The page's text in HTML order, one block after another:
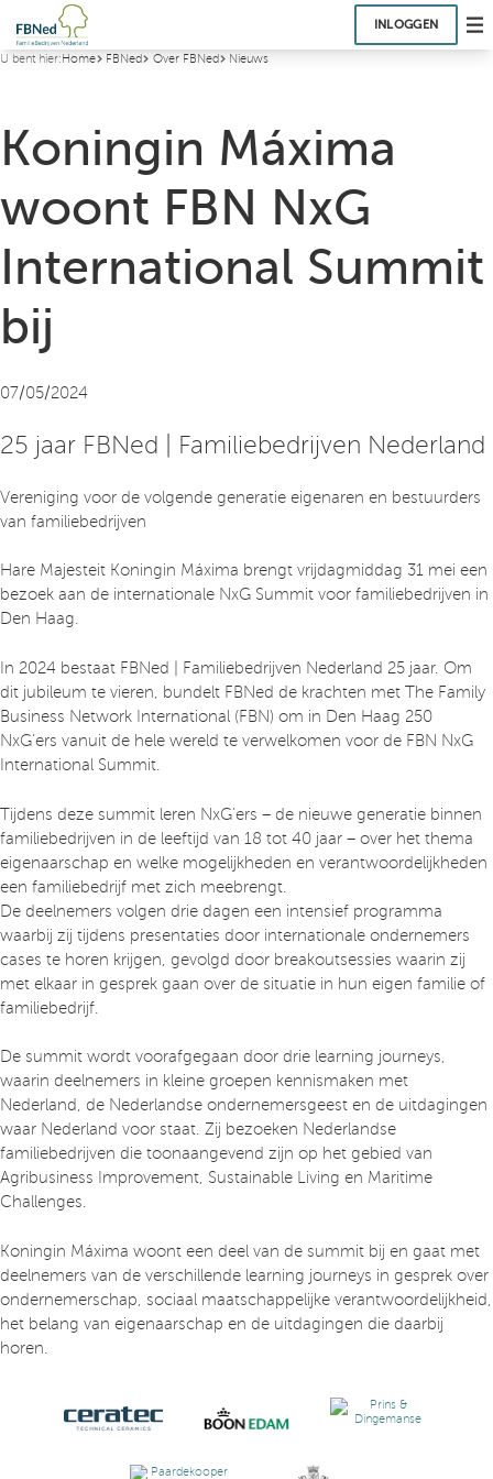
INLOGGEN
U bent hier:Home FBNed Over FBNed Nieuws
Koningin Máxima
woont FBN NxG
International Summit
bij
07/05/2024
25 jaar FBNed | Familiebedrijven Nederland
Vereniging voor de volgende generatie eigenaren en bestuurders
van familiebedrijven
Hare Majesteit Koningin Máxima brengt vrijdagmiddag 31 mei een
bezoek aan de internationale NxG Summit voor familiebedrijven in
Den Haag.
In 2024 bestaat FBNed | Familiebedrijven Nederland 25 jaar. Om
dit jubileum te vieren, bundelt FBNed de krachten met The Family
Business Network International (FBN) om in Den Haag 250
NxG’ers vanuit de hele wereld te verwelkomen voor de FBN NxG
International Summit.
Tijdens deze summit leren NxG’ers – de nieuwe generatie binnen
familiebedrijven in de leeftijd van 18 tot 40 jaar – over het thema
eigenaarschap en welke mogelijkheden en verantwoordelijkheden
een familiebedrijf met zich meebrengt.
De deelnemers volgen drie dagen een intensief programma
waarbij zij tijdens presentaties door internationale ondernemers
cases te horen krijgen, gevolgd door breakoutsessies waarin zij
met elkaar in gesprek gaan over de situatie in hun eigen familie of
familiebedrijf.
De summit wordt voorafgegaan door drie learning journeys,
waarin deelnemers in kleine groepen kennismaken met
Nederland, de Nederlandse ondernemersgeest en de uitdagingen
waar Nederland voor staat. Zij bezoeken Nederlandse
familiebedrijven die toonaangevend zijn op het gebied van
Agribusiness Improvement, Sustainable Living en Maritime
Challenges.
Koningin Máxima woont een deel van de summit bij en gaat met
deelnemers van de verschillende learning journeys in gesprek over
ondernemerschap, sociaal maatschappelijke verantwoordelijkheid,
het belang van eigenaarschap en de uitdagingen die daarbij
horen.